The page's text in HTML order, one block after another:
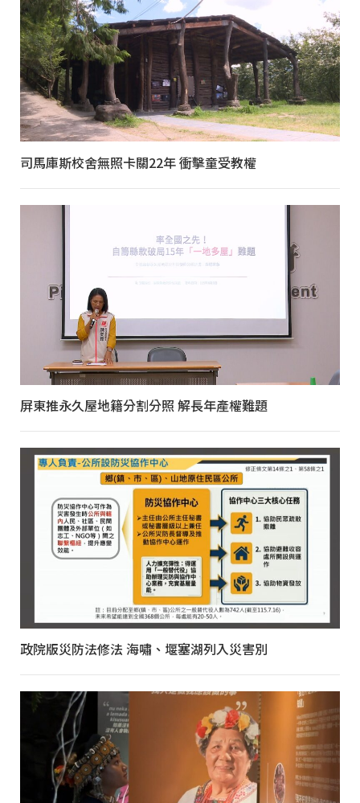
司馬庫斯校舍無照卡關22年 衝擊童受教權
屏東推永久屋地籍分割分照 解長年產權難題
政院版災防法修法 海嘯、堰塞湖列入災害別